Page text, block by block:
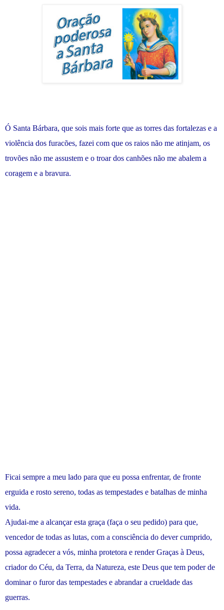
Ó Santa Bárbara, que sois mais forte que as torres das fortalezas e a
violência dos furacões, fazei com que os raios não me atinjam, os
trovões não me assustem e o troar dos canhões não me abalem a
coragem e a bravura.
Ficai sempre a meu lado para que eu possa enfrentar, de fronte
erguida e rosto sereno, todas as tempestades e batalhas de minha
vida.
Ajudai-me a alcançar esta graça (faça o seu pedido) para que,
vencedor de todas as lutas, com a consciência do dever cumprido,
possa agradecer a vós, minha protetora e render Graças à Deus,
criador do Céu, da Terra, da Natureza, este Deus que tem poder de
dominar o furor das tempestades e abrandar a crueldade das
guerras.